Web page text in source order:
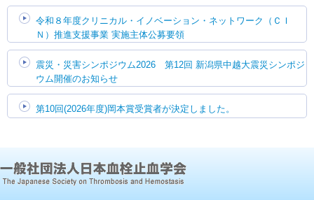
令和８年度クリニカル・イノベーション・ネットワーク（ＣＩ
Ｎ）推進支援事業 実施主体公募要領
震災・災害シンポジウム2026 第12回 新潟県中越大震災シンポジ
ウム開催のお知らせ
第10回(2026年度)岡本賞受賞者が決定しました。